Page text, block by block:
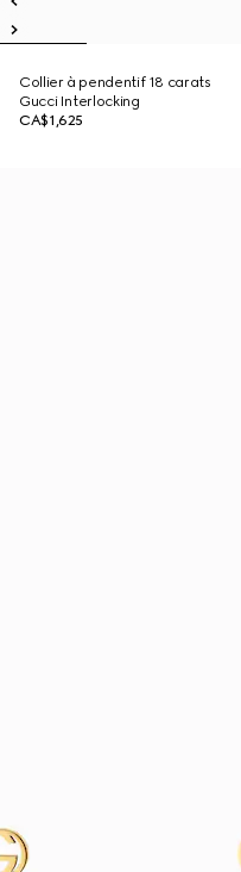
Collier à pendentif 18 carats
Gucci Interlocking
CA$1,625